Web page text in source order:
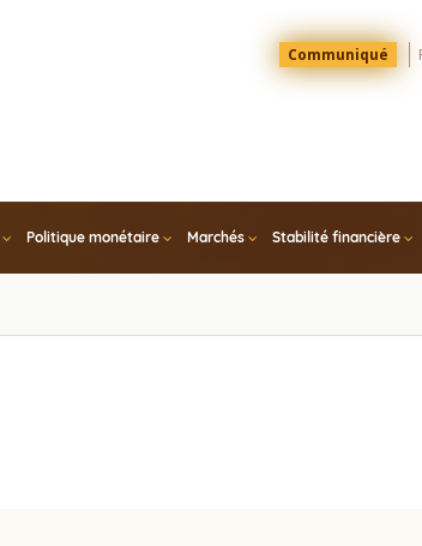
Menu
Top
Communiqué
Politique monétaire Marchés Stabilité financière